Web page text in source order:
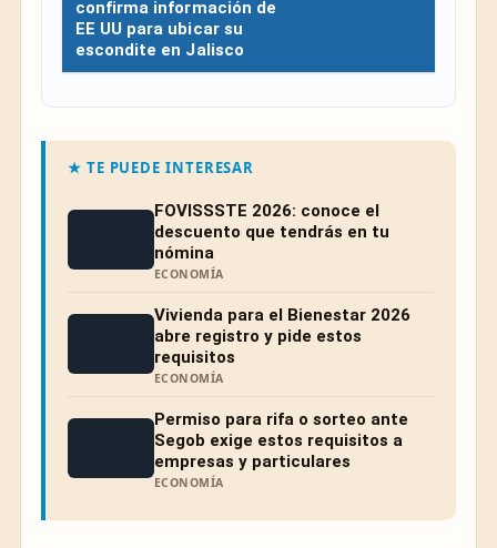
confirma información de
EE UU para ubicar su
escondite en Jalisco
★ TE PUEDE INTERESAR
FOVISSSTE 2026: conoce el
descuento que tendrás en tu
nómina
ECONOMÍA
Vivienda para el Bienestar 2026
abre registro y pide estos
requisitos
ECONOMÍA
Permiso para rifa o sorteo ante
Segob exige estos requisitos a
empresas y particulares
ECONOMÍA